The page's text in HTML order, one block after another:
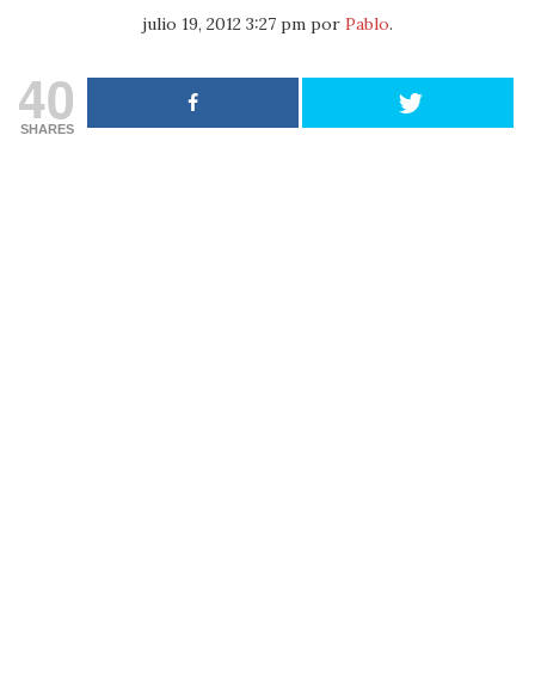
julio 19, 2012 3:27 pm por Pablo.
40
SHARES